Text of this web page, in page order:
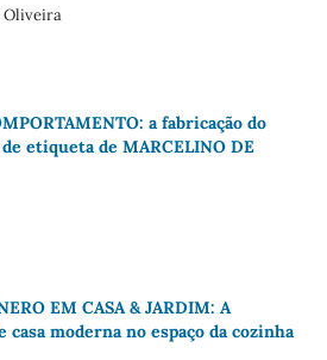
Oliveira
a fabricação do
etiqueta de MARCELINO DE
EM CASA & JARDIM: A
moderna no espaço da cozinha